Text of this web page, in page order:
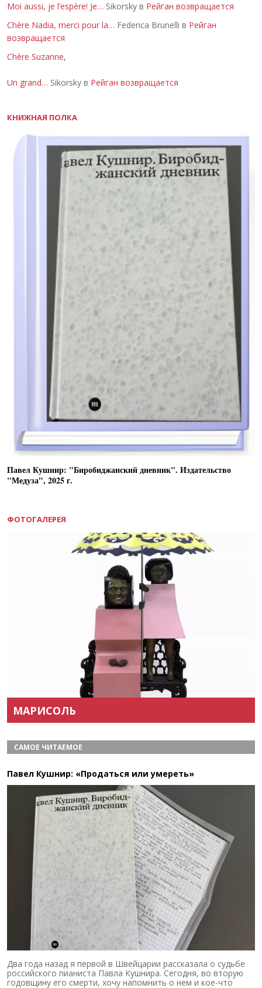
Moi aussi, je l’espère! Je… Sikorsky в Рейган возвращается
Chère Nadia, merci pour la… Federica Brunelli в Рейган
возвращается
Chère Suzanne,
Un grand… Sikorsky в Рейган возвращается
КНИЖНАЯ ПОЛКА
Павел Кушнир: "Биробиджанский дневник". Издательство
"Медуза", 2025 г.
ФОТОГАЛЕРЕЯ
МАРИСОЛЬ
САМОЕ ЧИТАЕМОЕ
Павел Кушнир: «Продаться или умереть»
Два года назад я первой в Швейцарии рассказала о судьбе
российского пианиста Павла Кушнира. Сегодня, во вторую
годовщину его смерти, хочу напомнить о нем и кое-что